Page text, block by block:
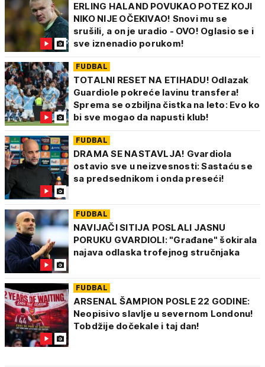
ERLING HALAND POVUKAO POTEZ KOJI
NIKO NIJE OČEKIVAO! Snovi mu se
srušili, a on je uradio - OVO! Oglasio se i
sve iznenadio porukom!
FUDBAL
TOTALNI RESET NA ETIHADU! Odlazak
Guardiole pokreće lavinu transfera!
Sprema se ozbiljna čistka na leto: Evo ko
bi sve mogao da napusti klub!
FUDBAL
DRAMA SE NASTAVLJA! Gvardiola
ostavio sve u neizvesnosti: Sastaću se
sa predsednikom i onda preseći!
FUDBAL
NAVIJAČI SITIJA POSLALI JASNU
PORUKU GVARDIOLI: "Građane" šokirala
najava odlaska trofejnog stručnjaka
FUDBAL
ARSENAL ŠAMPION POSLE 22 GODINE:
Neopisivo slavlje u severnom Londonu!
Tobdžije dočekale i taj dan!